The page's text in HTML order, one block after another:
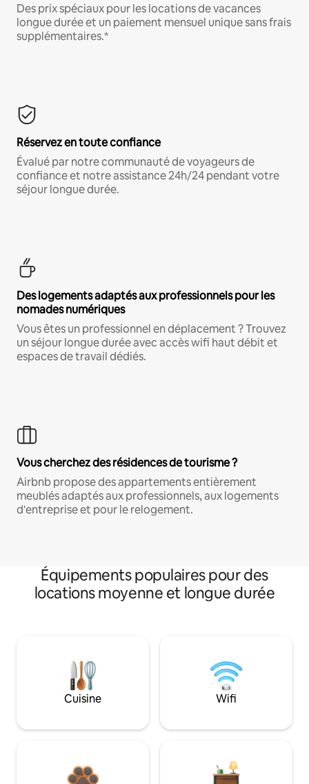
Des prix spéciaux pour les locations de vacances
longue durée et un paiement mensuel unique sans frais
supplémentaires.*
Réservez en toute confiance
Évalué par notre communauté de voyageurs de
confiance et notre assistance 24h/24 pendant votre
séjour longue durée.
Des logements adaptés aux professionnels pour les
nomades numériques
Vous êtes un professionnel en déplacement ? Trouvez
un séjour longue durée avec accès wifi haut débit et
espaces de travail dédiés.
Vous cherchez des résidences de tourisme ?
Airbnb propose des appartements entièrement
meublés adaptés aux professionnels, aux logements
d'entreprise et pour le relogement.
Équipements populaires pour des
locations moyenne et longue durée
Cuisine Wifi